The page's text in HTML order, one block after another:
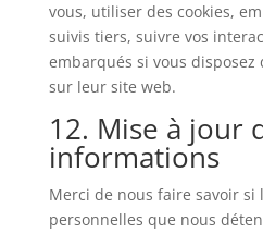
vous, utiliser des cookies,
suivis tiers, suivre vos
embarqués si vous disposez
sur leur site web.
12. Mise à jour
informations
Merci de nous faire savoir si
personnelles que nous